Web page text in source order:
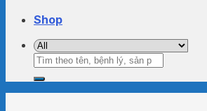
Shop
Tìm
kiếm: